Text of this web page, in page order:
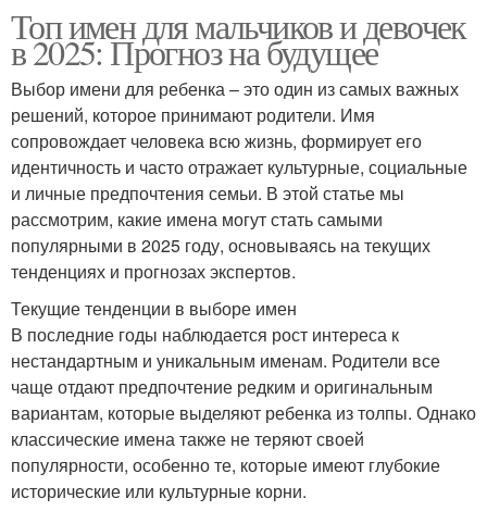
Топ имен для мальчиков и девочек
в 2025: Прогноз на будущее
Выбор имени для ребенка – это один из самых важных
решений, которое принимают родители. Имя
сопровождает человека всю жизнь, формирует его
идентичность и часто отражает культурные, социальные
и личные предпочтения семьи. В этой статье мы
рассмотрим, какие имена могут стать самыми
популярными в 2025 году, основываясь на текущих
тенденциях и прогнозах экспертов.
Текущие тенденции в выборе имен
В последние годы наблюдается рост интереса к
нестандартным и уникальным именам. Родители все
чаще отдают предпочтение редким и оригинальным
вариантам, которые выделяют ребенка из толпы. Однако
классические имена также не теряют своей
популярности, особенно те, которые имеют глубокие
исторические или культурные корни.